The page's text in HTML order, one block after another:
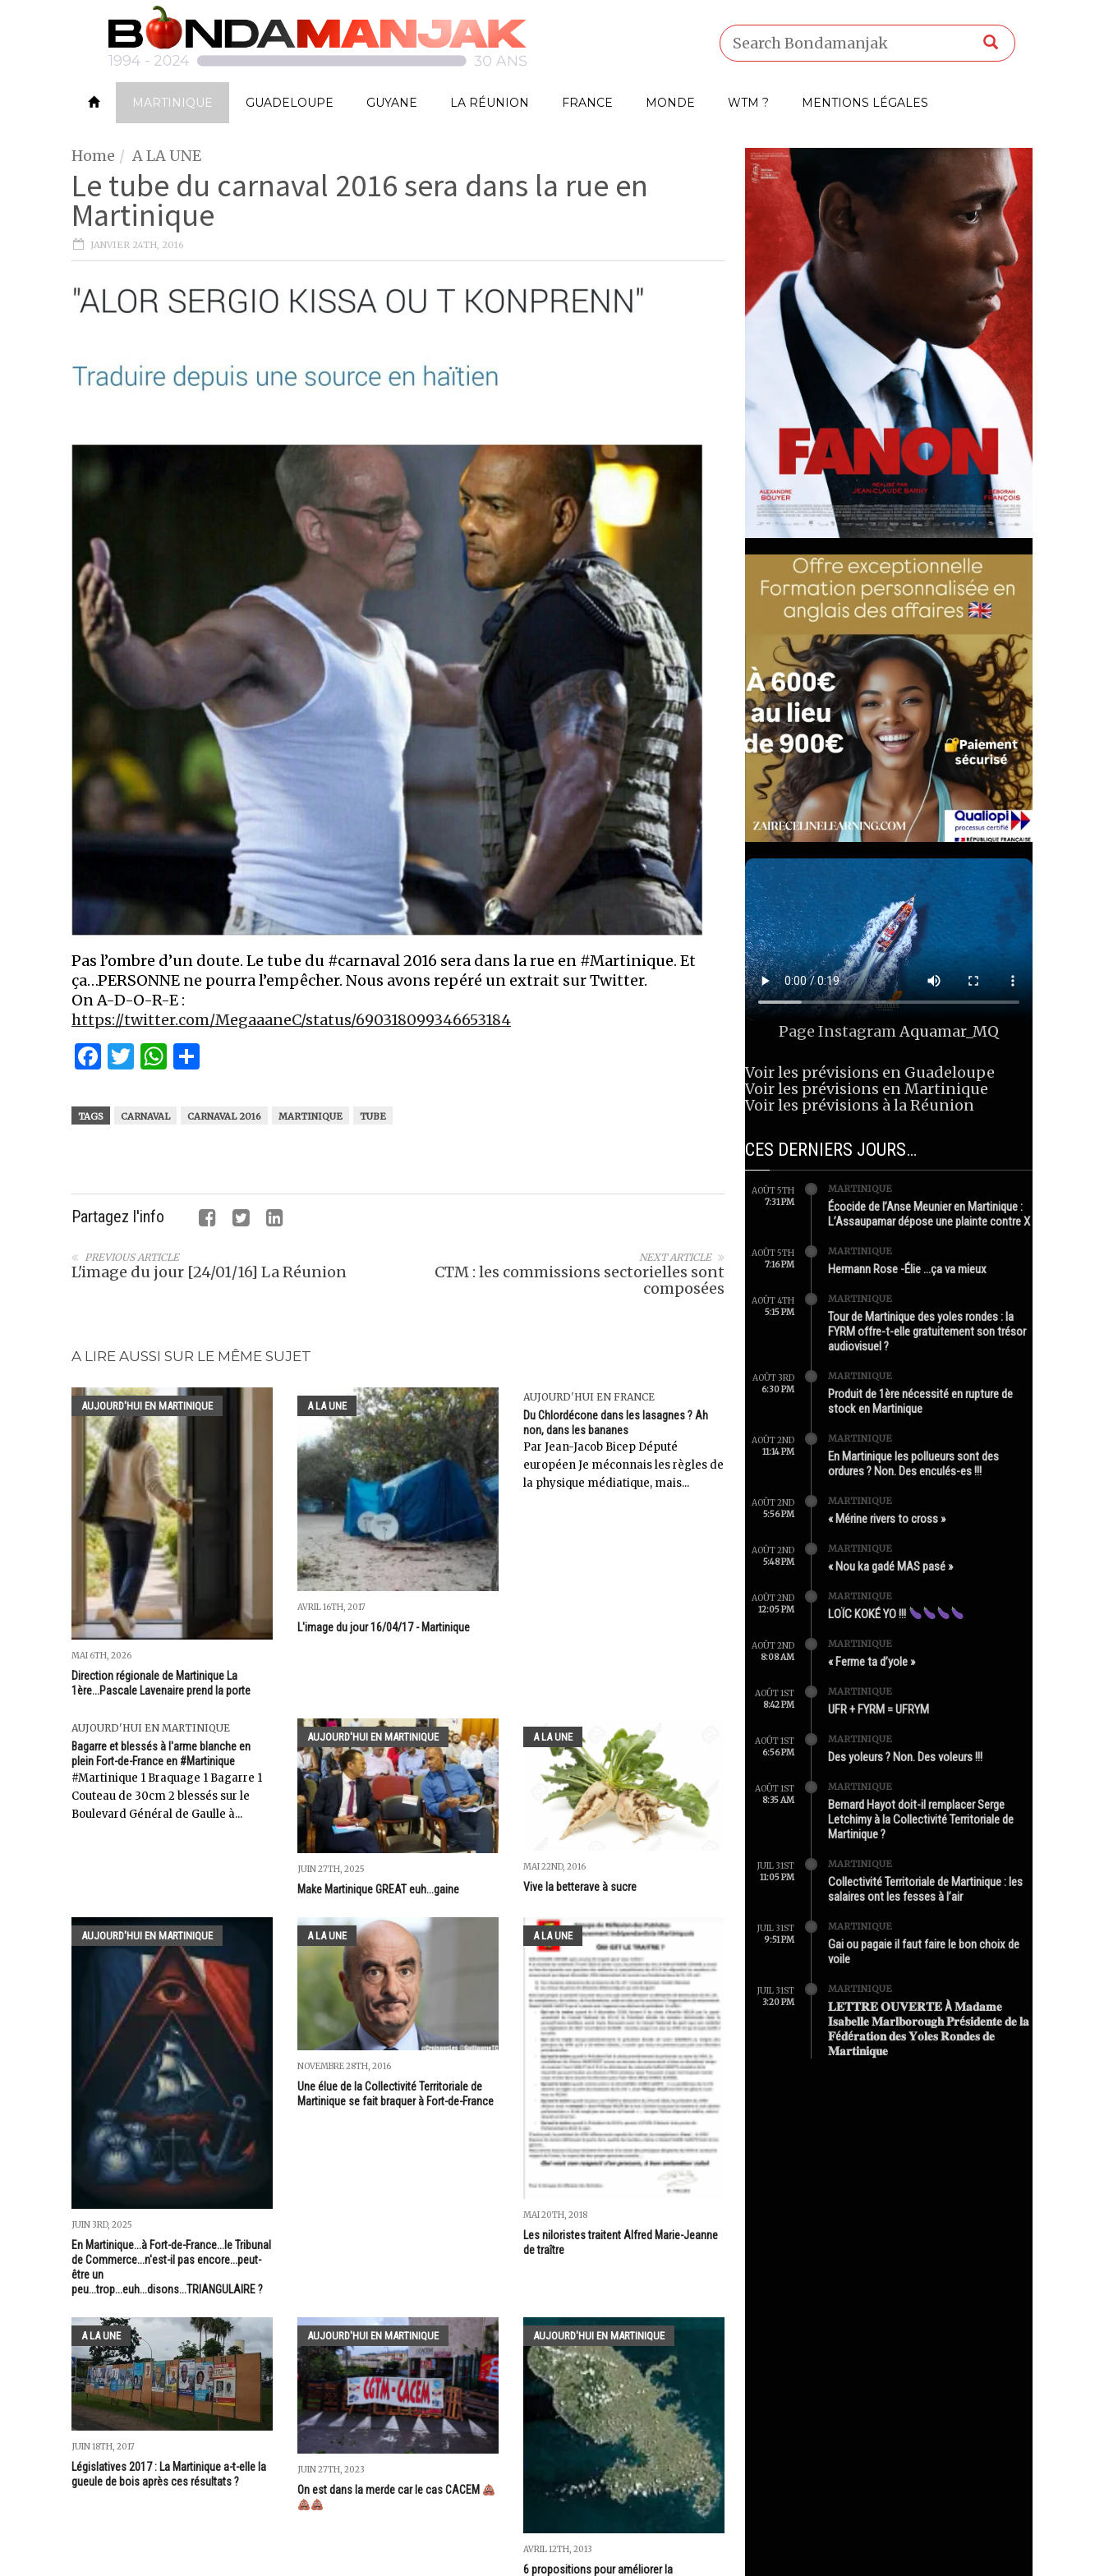
MARTINIQUE GUADELOUPE GUYANE LA RÉUNION FRANCE MONDE WTM ? MENTIONS LÉGALES
Home A LA UNE
Le tube du carnaval 2016 sera dans la rue en
Martinique
JANVIER 24TH, 2016
Pas l’ombre d’un doute. Le tube du #carnaval 2016 sera dans la rue en #Martinique. Et
ça…PERSONNE ne pourra l’empêcher. Nous avons repéré un extrait sur Twitter.
On A-D-O-R-E :
https://twitter.com/MegaaaneC/status/690318099346653184
Facebook
Twitter
WhatsApp
TAGS CARNAVAL CARNAVAL 2016 MARTINIQUE TUBE
Partagez l'info
NEXT ARTICLE
CTM : les commissions sectorielles sont
composées
PREVIOUS ARTICLE
L'image du jour [24/01/16] La Réunion
A LIRE AUSSI SUR LE MÊME SUJET
AUJOURD'HUI EN MARTINIQUE
MAI 6TH, 2026
Direction régionale de Martinique La
1ère...Pascale Lavenaire prend la porte
A LA UNE
AVRIL 16TH, 2017
L'image du jour 16/04/17 - Martinique
AUJOURD'HUI EN FRANCE
Du Chlordécone dans les lasagnes ? Ah
non, dans les bananes
Par Jean-Jacob Bicep Député
européen Je méconnais les règles de
la physique médiatique, mais...
AUJOURD'HUI EN MARTINIQUE
Bagarre et blessés à l'arme blanche en
plein Fort-de-France en #Martinique
‎#Martinique 1 Braquage 1 Bagarre 1
Couteau de 30cm 2 blessés sur le
Boulevard Général de Gaulle à...
AUJOURD'HUI EN MARTINIQUE
JUIN 27TH, 2025
Make Martinique GREAT euh...gaine
A LA UNE
MAI 22ND, 2016
Vive la betterave à sucre
AUJOURD'HUI EN MARTINIQUE
JUIN 3RD, 2025
En Martinique...à Fort-de-France...le Tribunal
de Commerce...n'est-il pas encore...peut-
être un
peu...trop...euh...disons...TRIANGULAIRE ?
A LA UNE
NOVEMBRE 28TH, 2016
Une élue de la Collectivité Territoriale de
Martinique se fait braquer à Fort-de-France
A LA UNE
MAI 20TH, 2018
Les niloristes traitent Alfred Marie-Jeanne
de traître
A LA UNE
JUIN 18TH, 2017
Législatives 2017 : La Martinique a-t-elle la
gueule de bois après ces résultats ?
AUJOURD'HUI EN MARTINIQUE
JUIN 27TH, 2023
On est dans la merde car le cas CACEM
AUJOURD'HUI EN MARTINIQUE
AVRIL 12TH, 2013
6 propositions pour améliorer la
Page InstagramAquamar_MQ
Voir les prévisions en Guadeloupe
Voir les prévisions en Martinique
Voir les prévisions à la Réunion
CES DERNIERS JOURS…
AOÛT 5TH
7:31 PM
MARTINIQUE
Écocide de l’Anse Meunier en Martinique :
L’Assaupamar dépose une plainte contre X
AOÛT 5TH
7:16 PM
MARTINIQUE
Hermann Rose -Élie …ça va mieux
AOÛT 4TH
5:15 PM
MARTINIQUE
Tour de Martinique des yoles rondes : la
FYRM offre-t-elle gratuitement son trésor
audiovisuel ?
AOÛT 3RD
6:30 PM
MARTINIQUE
Produit de 1ère nécessité en rupture de
stock en Martinique
AOÛT 2ND
11:14 PM
MARTINIQUE
En Martinique les pollueurs sont des
ordures ? Non. Des enculés-es !!!
AOÛT 2ND
5:56 PM
MARTINIQUE
« Mérine rivers to cross »
AOÛT 2ND
5:48 PM
MARTINIQUE
« Nou ka gadé MAS pasé »
AOÛT 2ND
12:05 PM
MARTINIQUE
LOÏC KOKÉ YO !!!
AOÛT 2ND
8:08 AM
MARTINIQUE
« Ferme ta d’yole »
AOÛT 1ST
8:42 PM
MARTINIQUE
UFR + FYRM = UFRYM
AOÛT 1ST
6:56 PM
MARTINIQUE
Des yoleurs ? Non. Des voleurs !!!
AOÛT 1ST
8:35 AM
MARTINIQUE
Bernard Hayot doit-il remplacer Serge
Letchimy à la Collectivité Territoriale de
Martinique ?
JUIL 31ST
11:05 PM
MARTINIQUE
Collectivité Territoriale de Martinique : les
salaires ont les fesses à l’air
JUIL 31ST
9:51 PM
MARTINIQUE
Gai ou pagaie il faut faire le bon choix de
voile
JUIL 31ST
3:20 PM
MARTINIQUE
𝐋𝐄𝐓𝐓𝐑𝐄 𝐎𝐔𝐕𝐄𝐑𝐓𝐄 À 𝐌𝐚𝐝𝐚𝐦𝐞
𝐈𝐬𝐚𝐛𝐞𝐥𝐥𝐞 𝐌𝐚𝐫𝐥𝐛𝐨𝐫𝐨𝐮𝐠𝐡 𝐏𝐫é𝐬𝐢𝐝𝐞𝐧𝐭𝐞 𝐝𝐞 𝐥𝐚
𝐅é𝐝é𝐫𝐚𝐭𝐢𝐨𝐧 𝐝𝐞𝐬 𝐘𝐨𝐥𝐞𝐬 𝐑𝐨𝐧𝐝𝐞𝐬 𝐝𝐞
𝐌𝐚𝐫𝐭𝐢𝐧𝐢𝐪𝐮𝐞